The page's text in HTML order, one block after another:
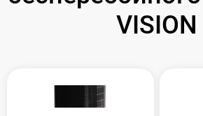
VISION